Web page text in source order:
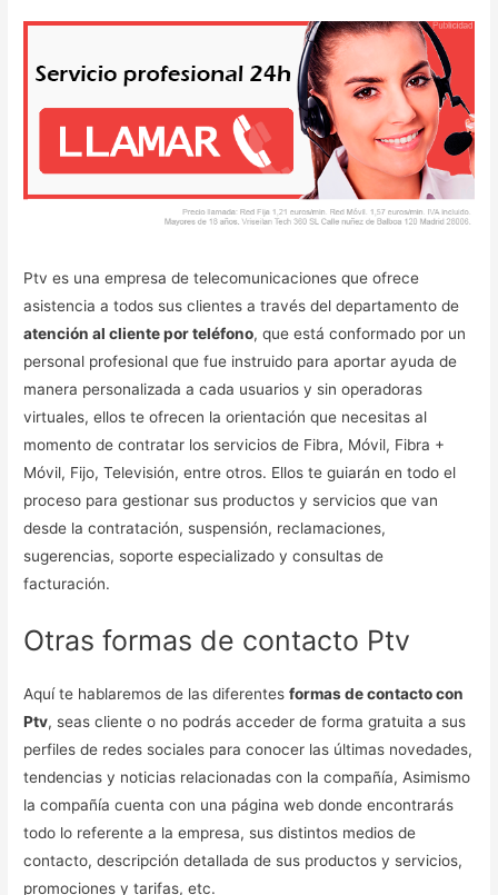
Ptv es una empresa de telecomunicaciones que ofrece
asistencia a todos sus clientes a través del departamento de
atención al cliente por teléfono, que está conformado por un
personal profesional que fue instruido para aportar ayuda de
manera personalizada a cada usuarios y sin operadoras
virtuales, ellos te ofrecen la orientación que necesitas al
momento de contratar los servicios de Fibra, Móvil, Fibra +
Móvil, Fijo, Televisión, entre otros. Ellos te guiarán en todo el
proceso para gestionar sus productos y servicios que van
desde la contratación, suspensión, reclamaciones,
sugerencias, soporte especializado y consultas de
facturación.
Otras formas de contacto Ptv
Aquí te hablaremos de las diferentesformas de contacto con
Ptv, seas cliente o no podrás acceder de forma gratuita a sus
perfiles de redes sociales para conocer las últimas novedades,
tendencias y noticias relacionadas con la compañía, Asimismo
la compañía cuenta con una página web donde encontrarás
todo lo referente a la empresa, sus distintos medios de
contacto, descripción detallada de sus productos y servicios,
promociones y tarifas, etc.